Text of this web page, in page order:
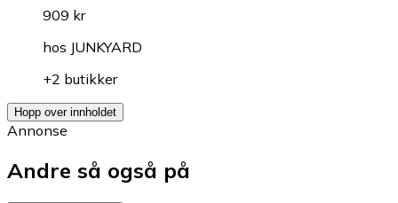
909 kr
hos JUNKYARD
+2 butikker
Hopp over innholdet
Annonse
Andre så også på